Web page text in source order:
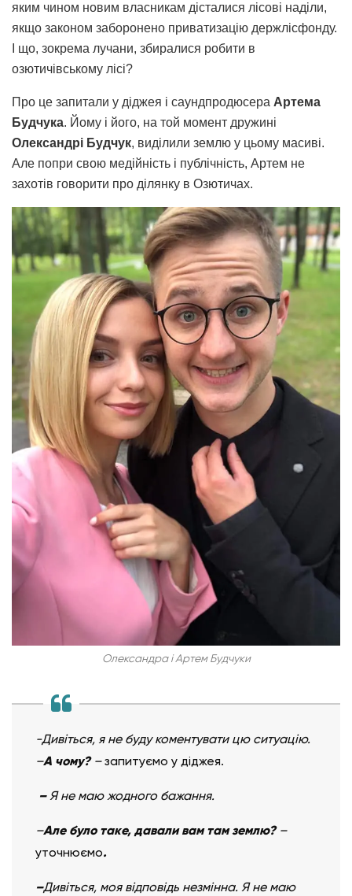
яким чином новим власникам дісталися лісові наділи,
якщо законом заборонено приватизацію держлісфонду.
І що, зокрема лучани, збиралися робити в
озютичівському лісі?
Про це запитали у діджея і саундпродюсера Артема
Будчука. Йому і його, на той момент дружині
Олександрі Будчук, виділили землю у цьому масиві.
Але попри свою медійність і публічність, Артем не
захотів говорити про ділянку в Озютичах.
Олександра і Артем Будчуки
-Дивіться, я не буду коментувати цю ситуацію.
–А чому? – запитуємо у діджея.
–Я не маю жодного бажання.
–Але було таке, давали вам там землю? –
уточнюємо.
–Дивіться, моя відповідь незмінна. Я не маю